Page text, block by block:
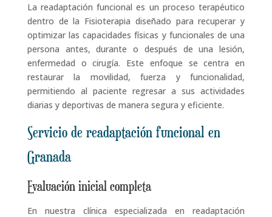
La readaptación funcional es un proceso terapéutico
dentro de la Fisioterapia diseñado para recuperar y
optimizar las capacidades físicas y funcionales de una
persona antes, durante o después de una lesión,
enfermedad o cirugía. Este enfoque se centra en
restaurar la movilidad, fuerza y funcionalidad,
permitiendo al paciente regresar a sus actividades
diarias y deportivas de manera segura y eficiente.
Servicio de readaptación funcional en
Granada
Evaluación inicial completa
En nuestra clínica especializada en readaptación